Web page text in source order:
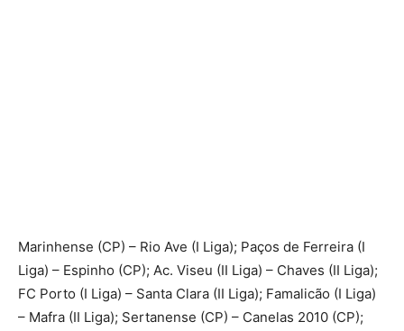
Marinhense (CP) – Rio Ave (I Liga); Paços de Ferreira (I
Liga) – Espinho (CP); Ac. Viseu (II Liga) – Chaves (II Liga);
FC Porto (I Liga) – Santa Clara (II Liga); Famalicão (I Liga)
– Mafra (II Liga); Sertanense (CP) – Canelas 2010 (CP);